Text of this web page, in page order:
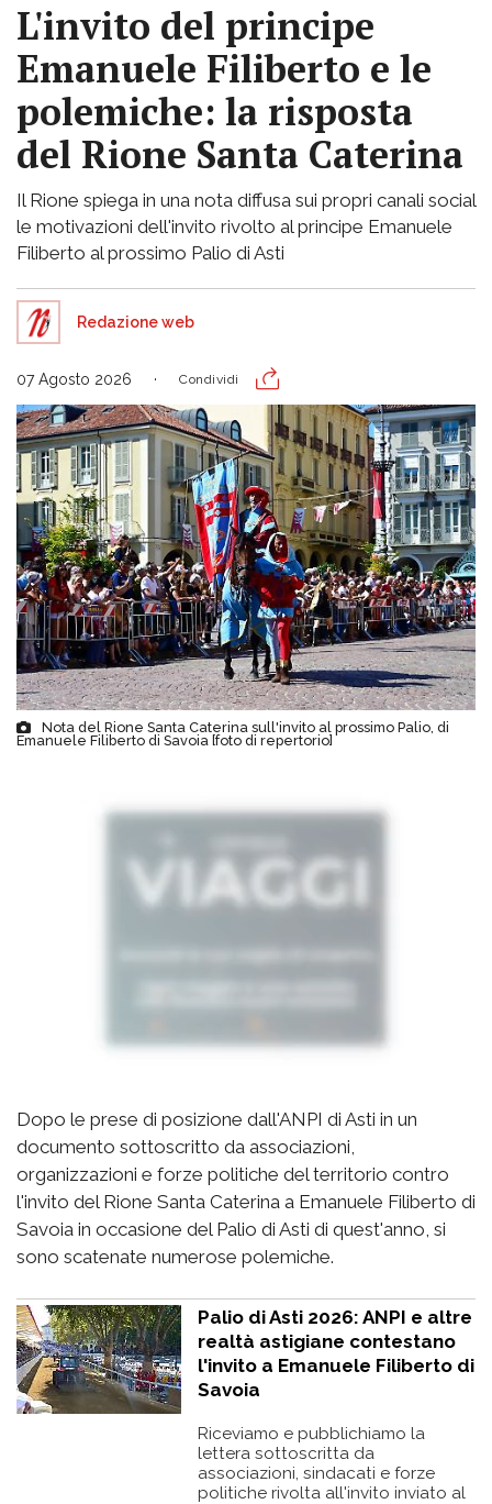
L'invito del principe
Emanuele Filiberto e le
polemiche: la risposta
del Rione Santa Caterina
Il Rione spiega in una nota diffusa sui propri canali social
le motivazioni dell'invito rivolto al principe Emanuele
Filiberto al prossimo Palio di Asti
Redazione web
07 Agosto 2026 Condividi
Nota del Rione Santa Caterina sull'invito al prossimo Palio, di
Emanuele Filiberto di Savoia [foto di repertorio]
Dopo le prese di posizione dall'ANPI di Asti in un
documento sottoscritto da associazioni,
organizzazioni e forze politiche del territorio contro
l'invito del Rione Santa Caterina a Emanuele Filiberto di
Savoia in occasione del Palio di Asti di quest'anno, si
sono scatenate numerose polemiche.
Palio di Asti 2026: ANPI e altre
realtà astigiane contestano
l'invito a Emanuele Filiberto di
Savoia
Riceviamo e pubblichiamo la
lettera sottoscritta da
associazioni, sindacati e forze
politiche rivolta all'invito inviato al